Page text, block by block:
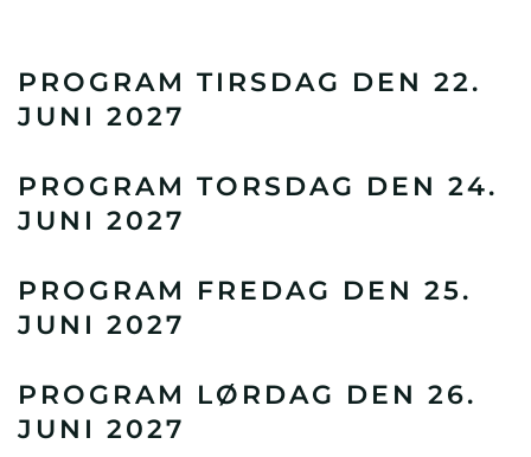
PROGRAM TIRSDAG DEN 22.
JUNI 2027
PROGRAM TORSDAG DEN 24.
JUNI 2027
PROGRAM FREDAG DEN 25.
JUNI 2027
PROGRAM LØRDAG DEN 26.
JUNI 2027